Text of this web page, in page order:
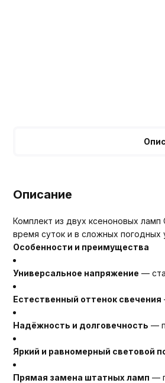
Описание
Комплект из двух ксеноновых
время суток и в сложных погодных
Особенности и преимущества
Универсальное напряжение —
Естественный оттенок свечения
Надёжность и долговечность —
Яркий и равномерный световой
Прямая замена штатных ламп —